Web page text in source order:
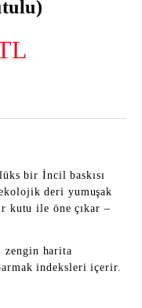
bir İncil baskısı
deri yumuşak
kutu ile öne çıkar –
zengin harita
indeksleri içerir.